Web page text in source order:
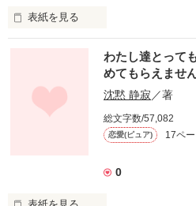
表紙を見る
作品を読
わたし達とって
めてもらえませ
沈黙 静寂 ／著
総文字数/57,082
恋愛(ピュア) 17ペ
0